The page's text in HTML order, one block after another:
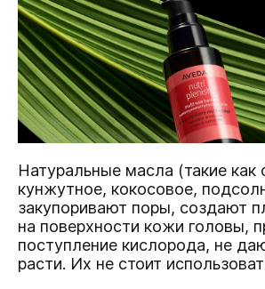
Натуральные масла (такие как
кунжутное, кокосовое,
закупоривают поры, создают
на поверхности кожи головы,
поступление кислорода, не
расти. Их не стоит